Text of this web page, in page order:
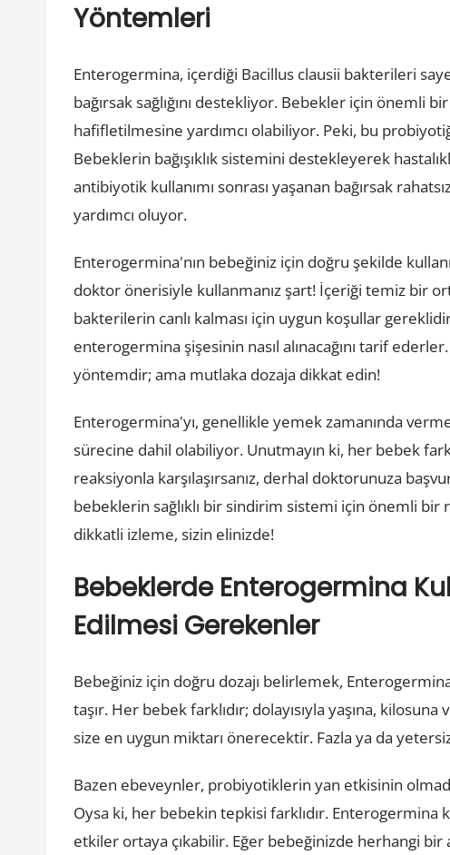
Yöntemleri
Enterogermina, içerdiği Bacillus clausii bakterileri
bağırsak sağlığını destekliyor. Bebekler için önemli
hafifletilmesine yardımcı olabiliyor. Peki, bu
Bebeklerin bağışıklık sistemini destekleyerek
antibiyotik kullanımı sonrası yaşanan bağırsak
yardımcı oluyor.
Enterogermina'nın bebeğiniz için doğru şekilde
doktor önerisiyle kullanmanız şart! İçeriği temiz bir
bakterilerin canlı kalması için uygun koşullar
enterogermina şişesinin nasıl alınacağını tarif
yöntemdir; ama mutlaka dozaja dikkat edin!
Enterogermina'yı, genellikle yemek zamanında
sürecine dahil olabiliyor. Unutmayın ki, her bebek
reaksiyonla karşılaşırsanız, derhal doktorunuza
bebeklerin sağlıklı bir sindirim sistemi için önemli bir
dikkatli izleme, sizin elinizde!
Bebeklerde Enterogermina
Edilmesi Gerekenler
Bebeğiniz için doğru dozajı belirlemek,
taşır. Her bebek farklıdır; dolayısıyla yaşına,
size en uygun miktarı önerecektir. Fazla ya da
Bazen ebeveynler, probiyotiklerin yan etkisinin
Oysa ki, her bebekin tepkisi farklıdır. Enterogermina
etkiler ortaya çıkabilir. Eğer bebeğinizde herhangi